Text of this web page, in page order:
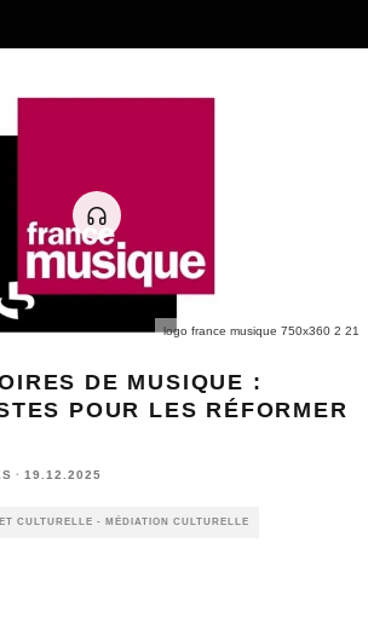
logo france musique 750x360 2 21
DE MUSIQUE :
POUR LES RÉFORMER
· 19.12.2025
CULTURELLE - MÉDIATION CULTURELLE